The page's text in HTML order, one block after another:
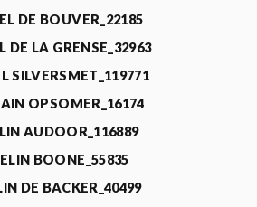
DE BOUVER_22185
DE LA GRENSE_32963
SILVERSMET_119771
OPSOMER_16174
AUDOOR_116889
BOONE_55835
DE BACKER_40499